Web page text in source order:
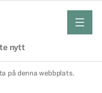
nytt
meny
på denna webbplats.